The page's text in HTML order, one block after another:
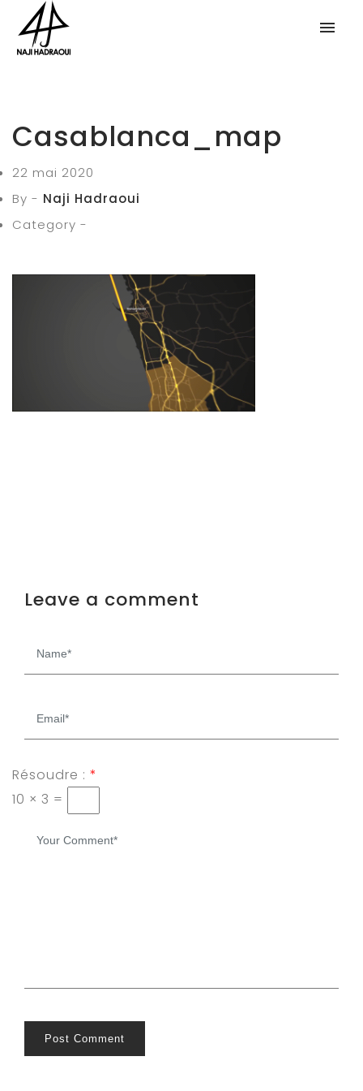
Casablanca_map
22 mai 2020
By - Naji Hadraoui
Category -
Leave a comment
Résoudre : *
10 × 3 =
Post Comment